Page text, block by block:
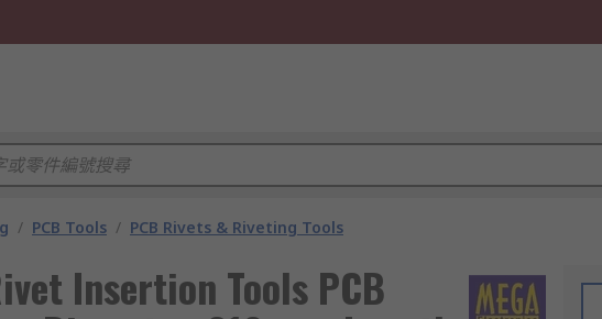
/ PCB Tools / PCB Rivets & Riveting Tools
Insertion Tools PCB